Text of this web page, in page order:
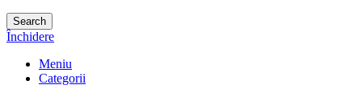
Search
Închidere
Meniu
Categorii